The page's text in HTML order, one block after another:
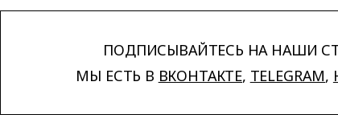
ПОДПИСЫВАЙТЕСЬ НА НАШИ
МЫ ЕСТЬ В ВКОНТАКТЕ, TELEGRAM,